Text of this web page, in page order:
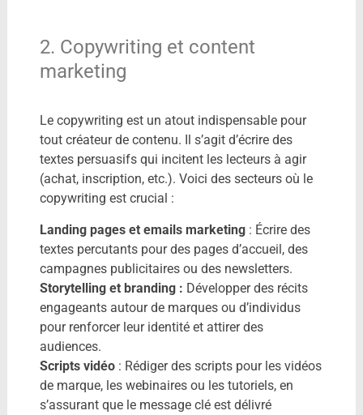
2. Copywriting et content
marketing
Le copywriting est un atout indispensable pour
tout créateur de contenu. Il s’agit d’écrire des
textes persuasifs qui incitent les lecteurs à agir
(achat, inscription, etc.). Voici des secteurs où le
copywriting est crucial :
Landing pages et emails marketing: Écrire des
textes percutants pour des pages d’accueil, des
campagnes publicitaires ou des newsletters.
Storytelling et branding : Développer des récits
engageants autour de marques ou d’individus
pour renforcer leur identité et attirer des
audiences.
Scripts vidéo: Rédiger des scripts pour les vidéos
de marque, les webinaires ou les tutoriels, en
s’assurant que le message clé est délivré